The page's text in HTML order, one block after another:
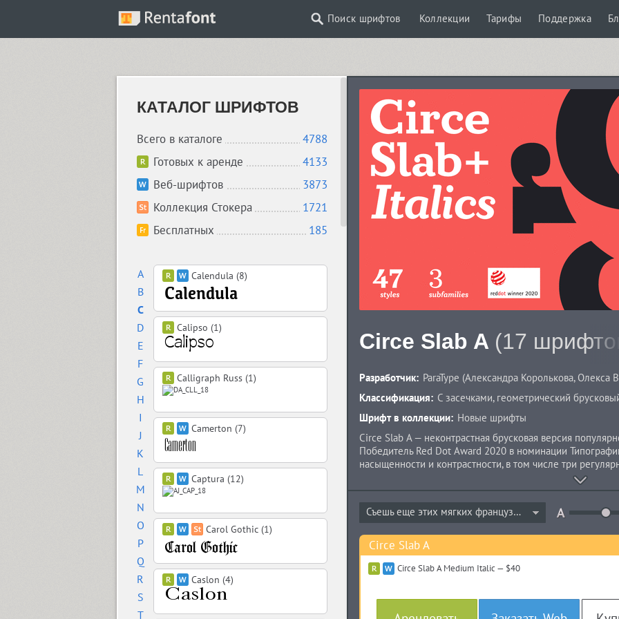
Поиск шрифтов Коллекции Тарифы Поддержка
КАТАЛОГ ШРИФТОВ
Всего в каталоге
4788
Готовых к аренде
4133
Веб-шрифтов
3873
Коллекция Стокера
1721
Бесплатных
185
A
B
C
D
E
F
G
H
I
J
K
L
M
N
O
P
Q
R
S
T
Calendula (8)
Calipso (1)
Calligraph Russ (1)
Camerton (7)
Captura (12)
Carol Gothic (1)
Caslon (4)
Circe Slab A (17
Разработчик: ParaType (Александра Королькова, Олекса
Классификация: С засечками, геометрический
Шрифт в коллекции: Новые шрифты
Circe Slab А — неконтрастная брусковая версия
Победитель Red Dot Award 2020 в номинации
насыщенности и контрастности, в том числе три
неконтрастного геометрического (Circe Slab A) до почти
C). Кроме того, все текстовые начертания имеют
включает капитель, минускульные цифры и богатый
капительных знаков. Регулярные начертания Circe Slab
самые светлые и жирные для использования в
«Кириллица» на международном конкурсе Granshan
Корольковой при участии Олексы Волочая и выпущен
Курсивные начертания были добавлены в 2021 году.
Съешь еще этих мягких французских...
Circe Slab A
Circe Slab A Medium Italic — $40